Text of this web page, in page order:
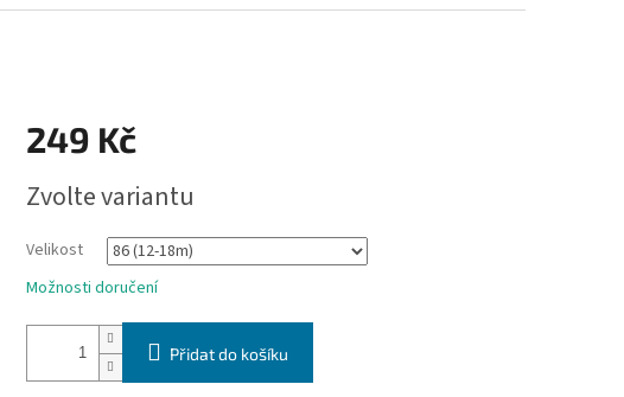
249 Kč
cena:
Zvolte variantu
Velikost
Možnosti doručení
Přidat do košíku